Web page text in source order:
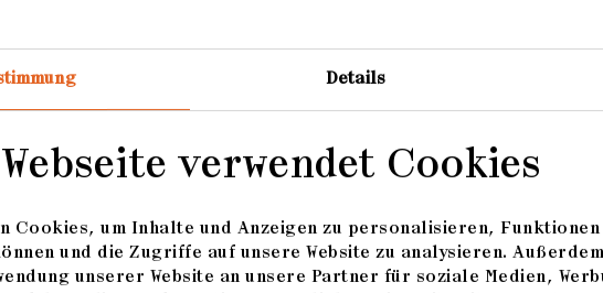
Details
verwendet Cookies
Cookies, um Inhalte und Anzeigen zu personalisieren,
und die Zugriffe auf unsere Website zu analysieren.
unserer Website an unsere Partner für soziale Medien,
Loading... Loading...
Nele Gülck